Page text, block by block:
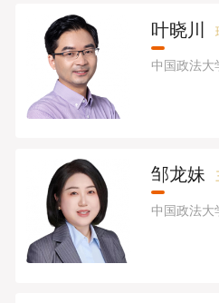
叶晓川
中国政法大
邹龙妹
中国政法大